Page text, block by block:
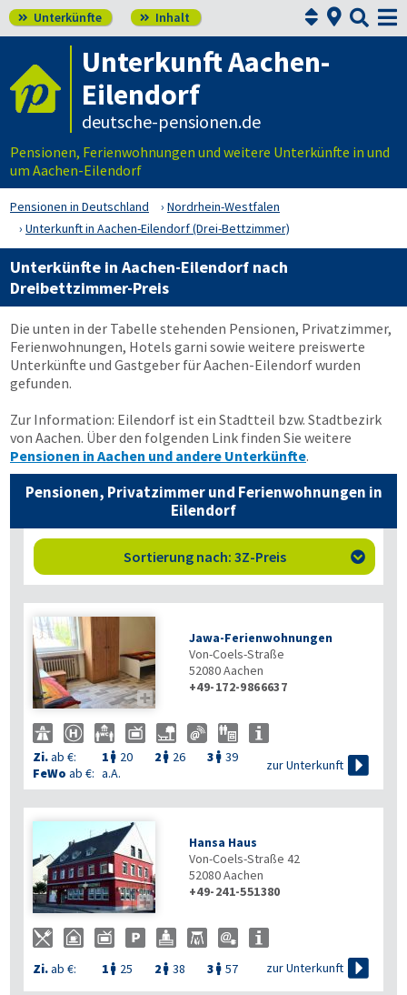
 Unterkünfte  Inhalt  

Unterkunft Aachen-
Eilendorf
deutsche-pensionen.de
Pensionen, Ferienwohnungen und weitere Unterkünfte in und
um Aachen-Eilendorf
Pensionen in Deutschland
Nordrhein-Westfalen
Unterkunft in Aachen-Eilendorf (Drei-Bettzimmer)
Unterkünfte in Aachen-Eilendorf nach
Dreibettzimmer-Preis
Die unten in der Tabelle stehenden Pensionen, Privatzimmer,
Ferienwohnungen, Hotels garni sowie weitere preiswerte
Unterkünfte und Gastgeber für Aachen-Eilendorf wurden
gefunden.
Zur Information: Eilendorf ist ein Stadtteil bzw. Stadtbezirk
von Aachen. Über den folgenden Link finden Sie weitere
Pensionen in Aachen und andere Unterkünfte.
Pensionen, Privatzimmer und Ferienwohnungen in
Eilendorf
Sortierung nach: 3Z-Preis 

Jawa-Ferienwohnungen
Von-Coels-Straße
52080Aachen
+49-172-9866637
Zi.ab €: 1  20 2  26 3  39
FeWo ab €: a.A.
zur Unterkunft 

Hansa Haus
Von-Coels-Straße 42
52080Aachen
+49-241-551380
Zi.ab €: 1  25 2  38 3  57 zur Unterkunft 